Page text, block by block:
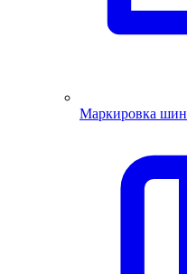
Маркировка шин